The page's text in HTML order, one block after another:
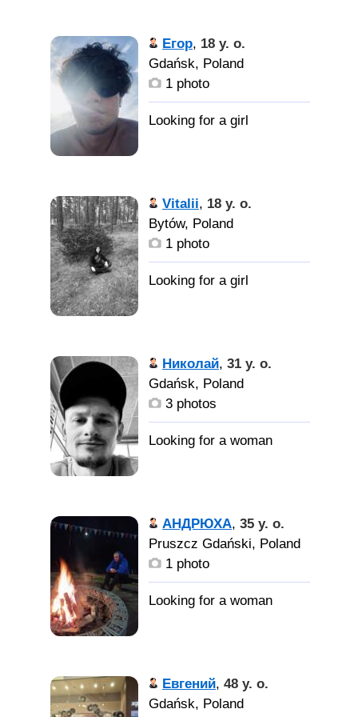
важны дети и семья. Как
женщина может больше
не хотеть детей? тогда
Егор, 18 y. o.
Gdańsk, Poland
1 photo
Vitalii, 18 y. o.
Bytów, Poland
1 photo
Николай, 31 y. o.
Gdańsk, Poland
3 photos
АНДРЮХА, 35 y. o.
Pruszcz Gdański, Poland
1 photo
Евгений, 48 y. o.
Gdańsk, Poland